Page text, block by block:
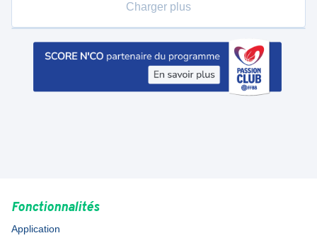
Charger plus
Fonctionnalités
Application